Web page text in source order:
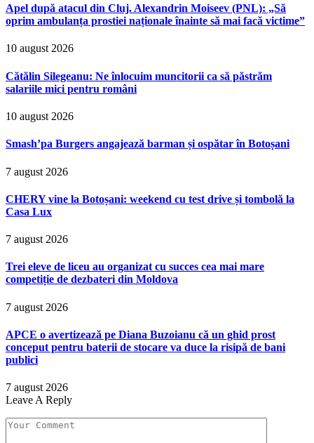
Apel după atacul din Cluj. Alexandrin Moiseev (PNL): „Să
oprim ambulanța prostiei naționale înainte să mai facă victime”
10 august 2026
Cătălin Silegeanu: Ne înlocuim muncitorii ca să păstrăm
salariile mici pentru români
10 august 2026
Smash’pa Burgers angajează barman și ospătar în Botoșani
7 august 2026
CHERY vine la Botoșani: weekend cu test drive și tombolă la
Casa Lux
7 august 2026
Trei eleve de liceu au organizat cu succes cea mai mare
competiție de dezbateri din Moldova
7 august 2026
APCE o avertizează pe Diana Buzoianu că un ghid prost
conceput pentru baterii de stocare va duce la risipă de bani
publici
7 august 2026
Leave A Reply